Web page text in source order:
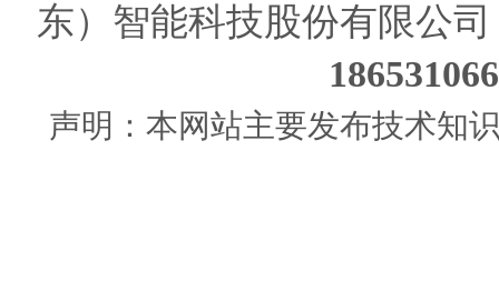
东）智能科技股份有限公司
声明：本网站主要发布技术知